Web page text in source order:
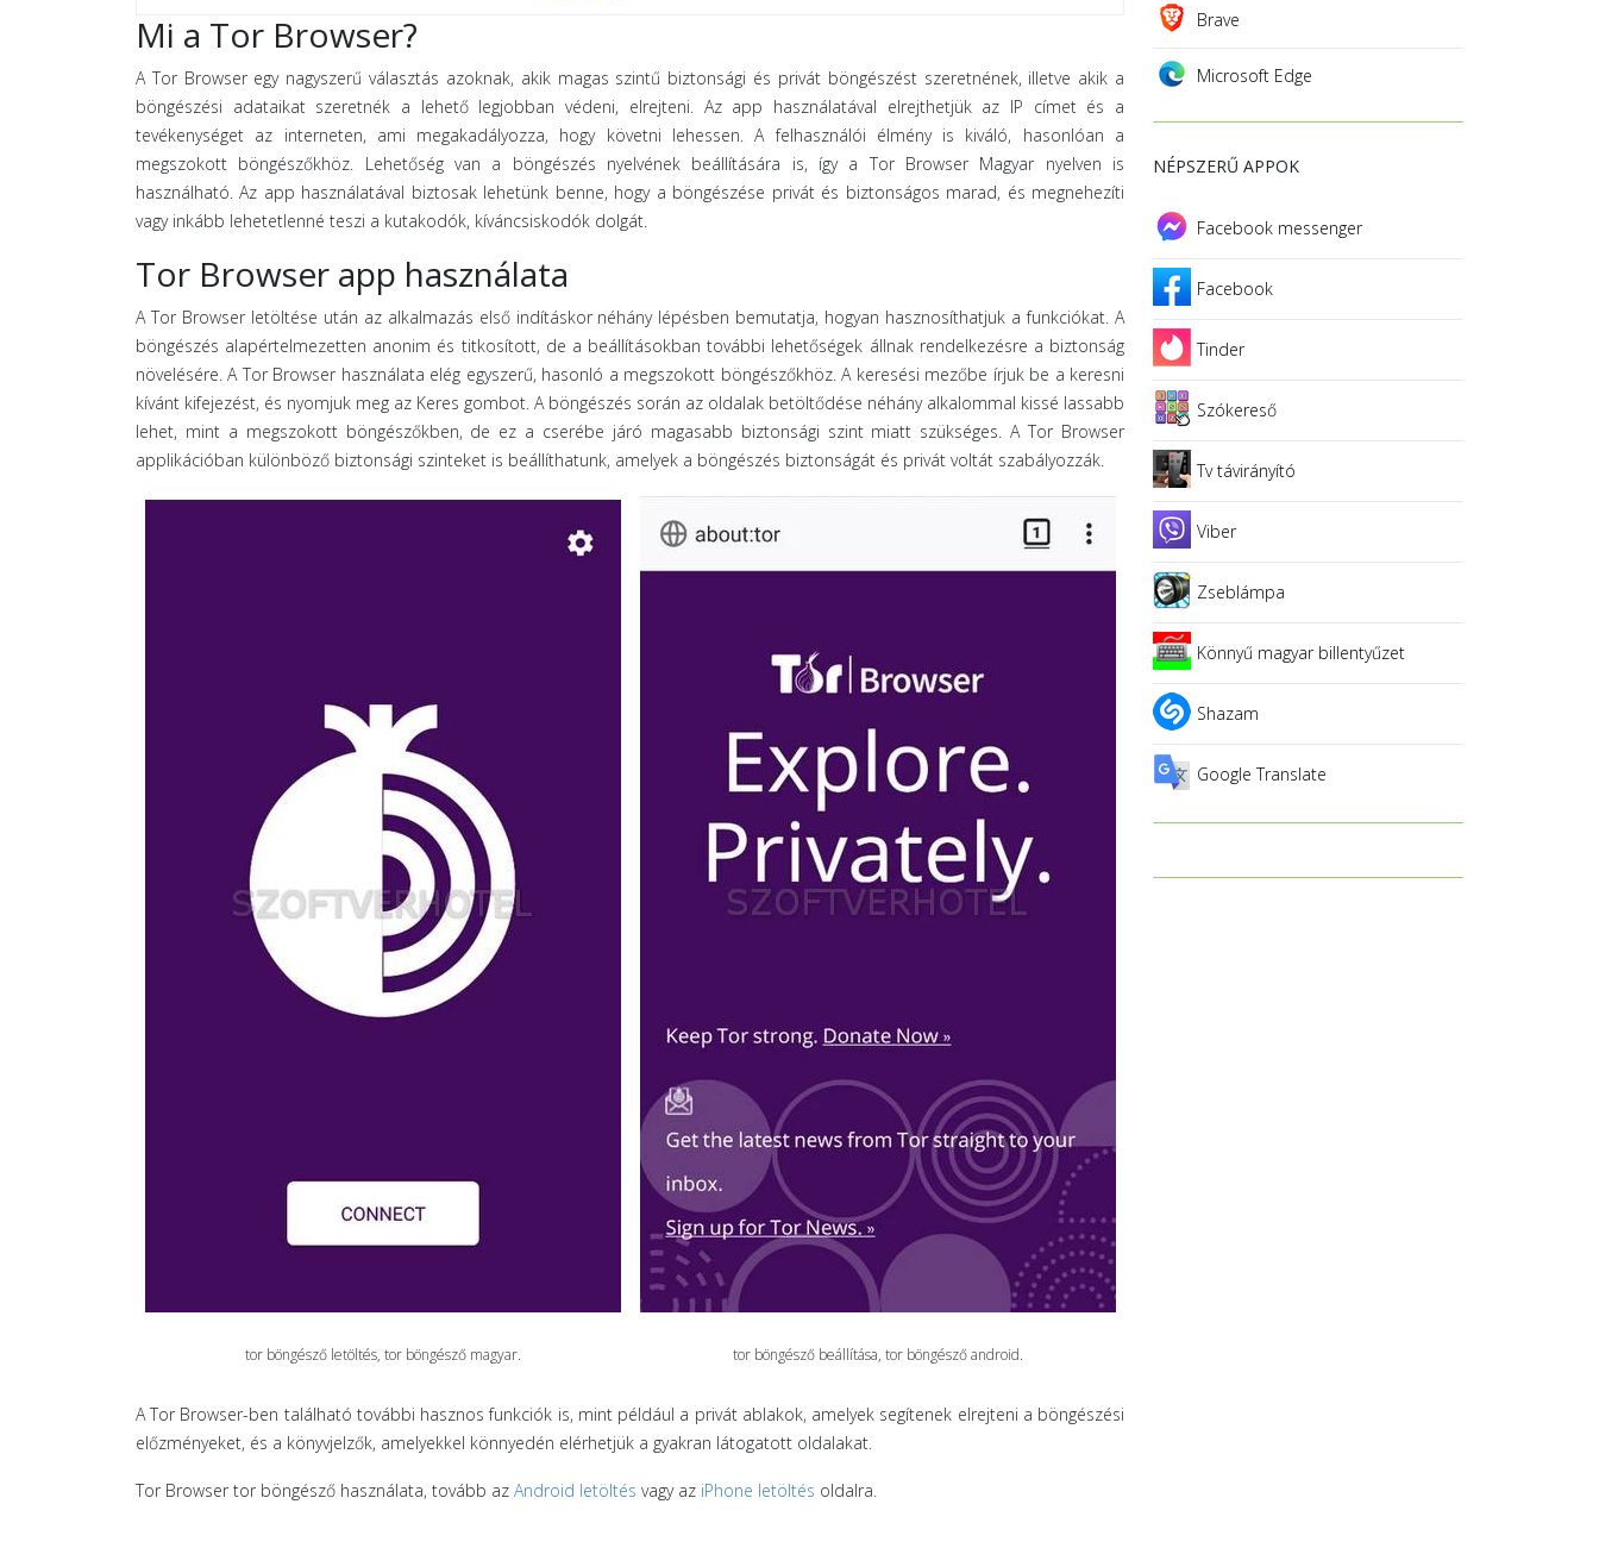
Mi a Tor Browser?
A Tor Browser egy nagyszerű választás azoknak, akik magas szintű biztonsági és privát böngészést szeretnének, illetve akik a
böngészési adataikat szeretnék a lehető legjobban védeni, elrejteni. Az app használatával elrejthetjük az IP címet és a
tevékenységet az interneten, ami megakadályozza, hogy követni lehessen. A felhasználói élmény is kiváló, hasonlóan a
megszokott böngészőkhöz. Lehetőség van a böngészés nyelvének beállítására is, így a Tor Browser Magyar nyelven is
használható. Az app használatával biztosak lehetünk benne, hogy a böngészése privát és biztonságos marad, és megnehezíti
vagy inkább lehetetlenné teszi a kutakodók, kíváncsiskodók dolgát.
Tor Browser app használata
A Tor Browser letöltése után az alkalmazás első indításkor néhány lépésben bemutatja, hogyan hasznosíthatjuk a funkciókat. A
böngészés alapértelmezetten anonim és titkosított, de a beállításokban további lehetőségek állnak rendelkezésre a biztonság
növelésére. A Tor Browser használata elég egyszerű, hasonló a megszokott böngészőkhöz. A keresési mezőbe írjuk be a keresni
kívánt kifejezést, és nyomjuk meg az Keres gombot. A böngészés során az oldalak betöltődése néhány alkalommal kissé lassabb
lehet, mint a megszokott böngészőkben, de ez a cserébe járó magasabb biztonsági szint miatt szükséges. A Tor Browser
applikációban különböző biztonsági szinteket is beállíthatunk, amelyek a böngészés biztonságát és privát voltát szabályozzák.
tor böngésző letöltés, tor böngésző magyar. tor böngésző beállítása, tor böngésző android.
A Tor Browser-ben található további hasznos funkciók is, mint például a privát ablakok, amelyek segítenek elrejteni a böngészési
előzményeket, és a könyvjelzők, amelyekkel könnyedén elérhetjük a gyakran látogatott oldalakat.
Tor Browser tor böngésző használata, tovább az Android letöltés vagy az iPhone letöltés oldalra.
Brave
Microsoft Edge
NÉPSZERŰ APPOK
Facebook messenger
Facebook
Tinder
Szókereső
Tv távirányító
Viber
Zseblámpa
Könnyű magyar billentyűzet
Shazam
Google Translate